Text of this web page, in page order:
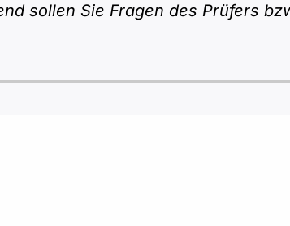
sollen Sie Fragen des Prüfers